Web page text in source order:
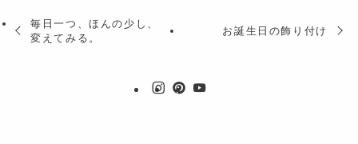
毎日一つ、ほんの少し、
変えてみる。
お誕生日の飾り付け